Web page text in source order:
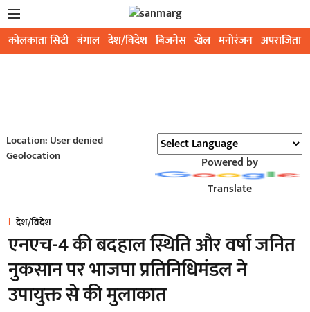
कोलकाता सिटी बंगाल देश/विदेश बिजनेस खेल मनोरंजन अपराजिता
Location: User denied
Geolocation
Powered by
Translate
देश/विदेश
एनएच-4 की बदहाल स्थिति और वर्षा जनित
नुकसान पर भाजपा प्रतिनिधिमंडल ने
उपायुक्त से की मुलाकात